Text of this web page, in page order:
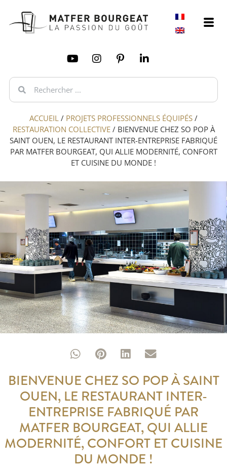
ACCUEIL / PROJETS PROFESSIONNELS ÉQUIPÉS /
RESTAURATION COLLECTIVE/ BIENVENUE CHEZ SO POP À
SAINT OUEN, LE RESTAURANT INTER-ENTREPRISE FABRIQUÉ
PAR MATFER BOURGEAT, QUI ALLIE MODERNITÉ, CONFORT
ET CUISINE DU MONDE !
BIENVENUE CHEZ SO POP À SAINT
OUEN, LE RESTAURANT INTER-
ENTREPRISE FABRIQUÉ PAR
MATFER BOURGEAT, QUI ALLIE
MODERNITÉ, CONFORT ET CUISINE
DU MONDE !